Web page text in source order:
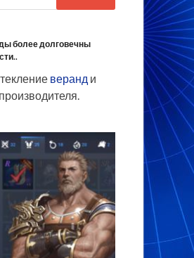
более долговечны
веранд и